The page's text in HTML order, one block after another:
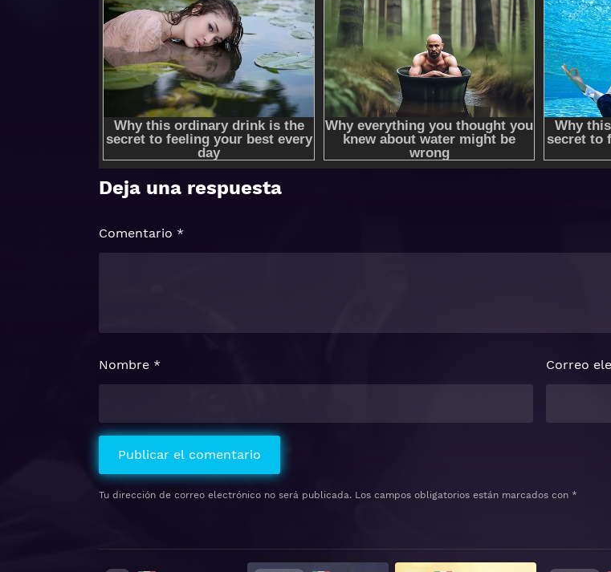
Deja una respuesta
Tu dirección de correo electrónico no será publicada. Los campos obligatorios están marcados con *
Comentario *
Nombre * Correo